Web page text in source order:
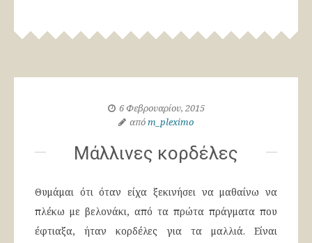
6 Φεβρουαρίου, 2015
απόm_pleximo
Μάλλινες κορδέλες
Θυμάμαι ότι όταν είχα ξεκινήσει να μαθαίνω να
πλέκω με βελονάκι, από τα πρώτα πράγματα που
έφτιαξα, ήταν κορδέλες για τα μαλλιά. Είναι